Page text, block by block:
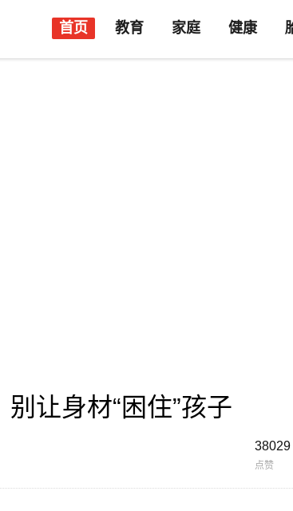
首页 教育 家庭 健康
让身材“困住”孩子
38029
点赞